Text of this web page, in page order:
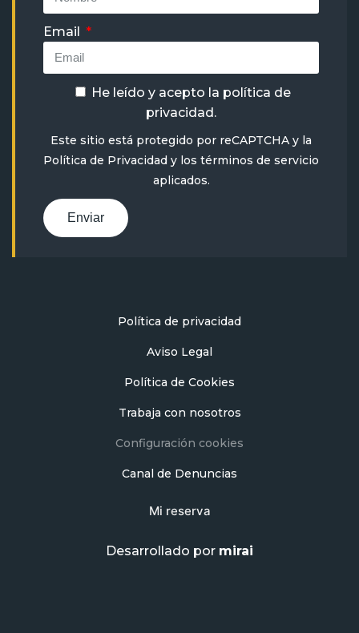
Email
He leído y acepto la política de
privacidad.
Este sitio está protegido por reCAPTCHA y la
Política de Privacidad y los términos de servicio
aplicados.
Enviar
Política de privacidad
Aviso Legal
Política de Cookies
Trabaja con nosotros
Configuración cookies
Canal de Denuncias
Mi reserva
Desarrollado por mirai